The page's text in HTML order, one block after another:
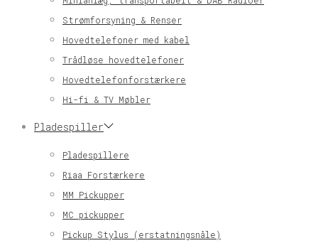
Strømforsyning & Renser
Hovedtelefoner med kabel
Trådløse hovedtelefoner
Hovedtelefonforstærkere
Hi-fi & TV Møbler
Pladespiller
Pladespillere
Riaa Forstærkere
MM Pickupper
MC pickupper
Pickup Stylus (erstatningsnåle)